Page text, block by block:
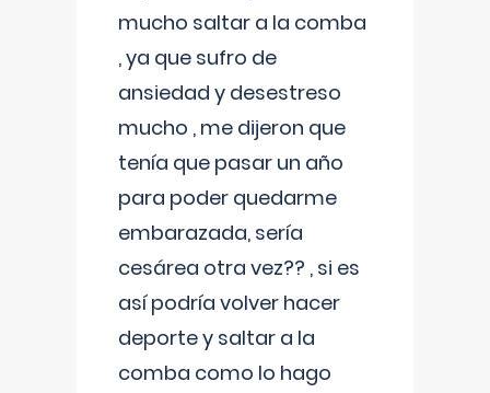
mucho saltar a la comba
, ya que sufro de
ansiedad y desestreso
mucho , me dijeron que
tenía que pasar un año
para poder quedarme
embarazada, sería
cesárea otra vez?? , si es
así podría volver hacer
deporte y saltar a la
comba como lo hago